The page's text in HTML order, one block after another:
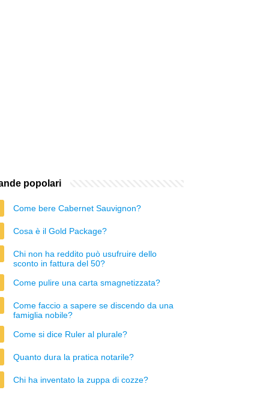
popolari
Come bere Cabernet Sauvignon?
Cosa è il Gold Package?
Chi non ha reddito può usufruire dello
sconto in fattura del 50?
Come pulire una carta smagnetizzata?
Come faccio a sapere se discendo da una
famiglia nobile?
Come si dice Ruler al plurale?
Quanto dura la pratica notarile?
Chi ha inventato la zuppa di cozze?